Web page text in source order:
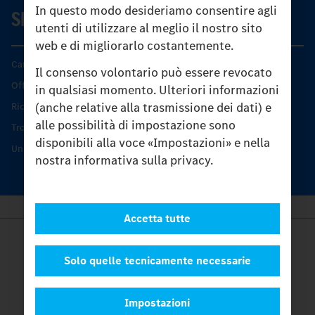
In questo modo desideriamo consentire agli
utenti di utilizzare al meglio il nostro sito
web e di migliorarlo costantemente.
Il consenso volontario può essere revocato
in qualsiasi momento. Ulteriori informazioni
(anche relative alla trasmissione dei dati) e
alle possibilità di impostazione sono
disponibili alla voce «Impostazioni» e nella
nostra informativa sulla privacy.
Impostazioni
Solo quelle tecnicamente necessarie
Accetta tutte
SERVIZIO
Caratteristiche di prodotto
Offerta di servizio Unimog
Ricambi originali
Trovare un partner
Unimog Service Days
Provider
Legal Notice
Contatto
Cookies
Protezione dati